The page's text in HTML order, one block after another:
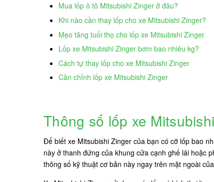
Mua lốp ô tô Mitsubishi Zinger ở đâu?
Khi nào cần thay lốp cho xe Mitsubishi Zinger?
Mẹo tăng tuổi thọ cho lốp xe Mitsubishi Zinger
Lốp xe Mitsubishi Zinger bơm bao nhiêu kg?
Cách tự thay lốp cho xe Mitsubishi Zinger
Cân chỉnh lốp xe Mitsubishi Zinger
Thông số lốp xe
Để biết xe Mitsubishi Zinger của bạn có cỡ lốp bao
này ở thanh đứng của khung cửa cạnh ghế lái hoặc
thông số kỹ thuật cơ bản này ngay trên mặt ngoài